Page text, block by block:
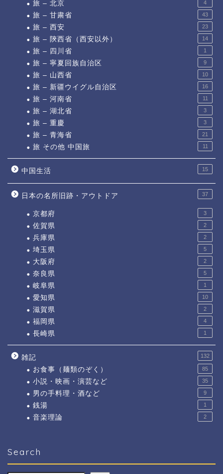
旅 – 北京 4
旅 – 甘粛省 43
旅 – 西安 23
旅 – 陝西省（西安以外） 14
旅 – 四川省 1
旅 – 寧夏回族自治区 9
旅 – 山西省 10
旅 – 新疆ウイグル自治区 16
旅 – 河南省 11
旅 – 湖北省 3
旅 – 重慶 3
旅 – 青海省 21
旅 その他 中国旅 11
中国生活 15
日本の名所旧跡・アウトドア 37
京都府 3
佐賀県 2
兵庫県 2
埼玉県 5
大阪府 2
奈良県 5
岐阜県 1
愛知県 10
滋賀県 2
福岡県 4
長崎県 1
雑記 132
お食事（麺類のぞく） 85
小説・映画・演芸など 35
男の手料理・酒など 9
銭湯 1
音楽理論 2
Search